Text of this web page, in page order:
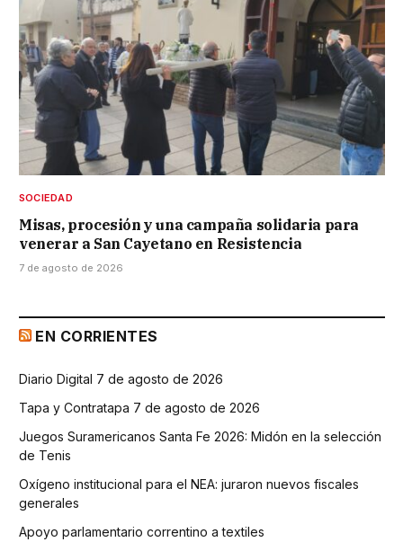
SOCIEDAD
Misas, procesión y una campaña solidaria para
venerar a San Cayetano en Resistencia
7 de agosto de 2026
EN CORRIENTES
Diario Digital 7 de agosto de 2026
Tapa y Contratapa 7 de agosto de 2026
Juegos Suramericanos Santa Fe 2026: Midón en la selección
de Tenis
Oxígeno institucional para el NEA: juraron nuevos fiscales
generales
Apoyo parlamentario correntino a textiles